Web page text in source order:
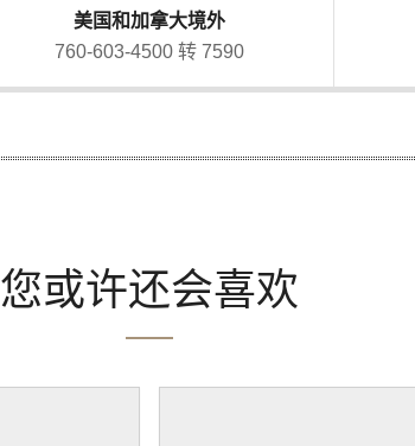
美国和加拿大境外
760-603-4500 转 7590
您或许还会喜欢